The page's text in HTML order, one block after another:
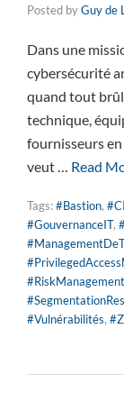
Posted byGuy de
Dans une
cybersécurité
quand tout
technique,
fournisseurs
veut … Read
Tags:#Bastion,
#GouvernanceIT,
#RiskManagement
#Vulnérabilités,